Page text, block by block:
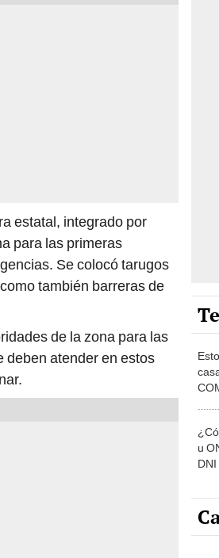
estatal, integrado por
para las primeras
Se colocó tarugos
también barreras de
de la zona para las
deben atender en estos
u
DNI